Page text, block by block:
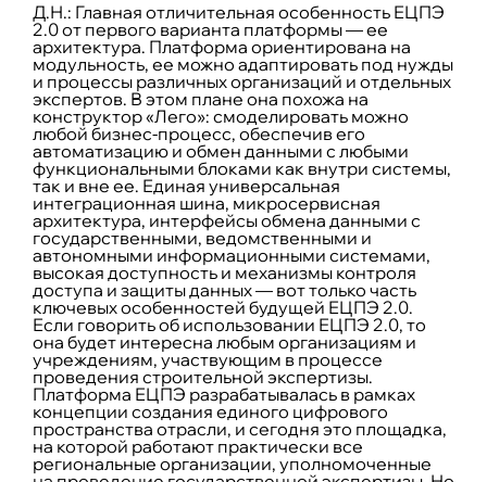
Д.Н.: Главная отличительная особенность ЕЦПЭ
2.0 от первого варианта платформы — ее
архитектура. Платформа ориентирована на
модульность, ее можно адаптировать под нужды
и процессы различных организаций и отдельных
экспертов. В этом плане она похожа на
конструктор «Лего»: смоделировать можно
любой бизнес-процесс, обеспечив его
автоматизацию и обмен данными с любыми
функциональными блоками как внутри системы,
так и вне ее. Единая универсальная
интеграционная шина, микросервисная
архитектура, интерфейсы обмена данными с
государственными, ведомственными и
автономными информационными системами,
высокая доступность и механизмы контроля
доступа и защиты данных — вот только часть
ключевых особенностей будущей ЕЦПЭ 2.0.
Если говорить об использовании ЕЦПЭ 2.0, то
она будет интересна любым организациям и
учреждениям, участвующим в процессе
проведения строительной экспертизы.
Платформа ЕЦПЭ разрабатывалась в рамках
концепции создания единого цифрового
пространства отрасли, и сегодня это площадка,
на которой работают практически все
региональные организации, уполномоченные